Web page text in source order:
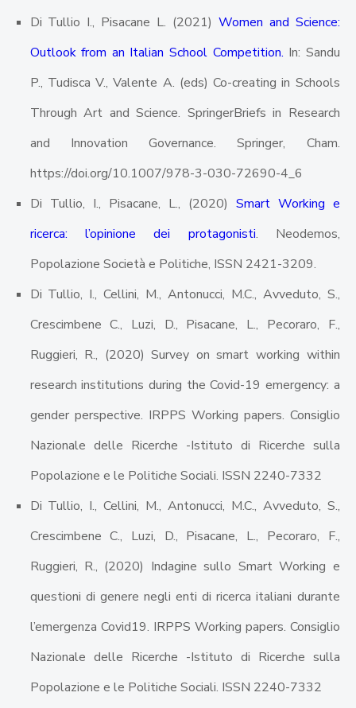
Di Tullio I., Pisacane L. (2021) Women and Science:
Outlook from an Italian School Competition. In: Sandu
P., Tudisca V., Valente A. (eds) Co-creating in Schools
Through Art and Science. SpringerBriefs in Research
and Innovation Governance. Springer, Cham.
https://doi.org/10.1007/978-3-030-72690-4_6
Di Tullio, I., Pisacane, L., (2020) Smart Working e
ricerca: l’opinione dei protagonisti. Neodemos,
Popolazione Società e Politiche, ISSN 2421-3209.
Di Tullio, I., Cellini, M., Antonucci, M.C., Avveduto, S.,
Crescimbene C., Luzi, D., Pisacane, L., Pecoraro, F.,
Ruggieri, R., (2020) Survey on smart working within
research institutions during the Covid-19 emergency: a
gender perspective. IRPPS Working papers. Consiglio
Nazionale delle Ricerche -Istituto di Ricerche sulla
Popolazione e le Politiche Sociali. ISSN 2240-7332
Di Tullio, I., Cellini, M., Antonucci, M.C., Avveduto, S.,
Crescimbene C., Luzi, D., Pisacane, L., Pecoraro, F.,
Ruggieri, R., (2020) Indagine sullo Smart Working e
questioni di genere negli enti di ricerca italiani durante
l’emergenza Covid19. IRPPS Working papers. Consiglio
Nazionale delle Ricerche -Istituto di Ricerche sulla
Popolazione e le Politiche Sociali. ISSN 2240-7332